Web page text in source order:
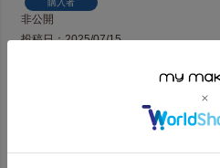
購入者
非公開
投稿日
2025/07/15
ふわふわで使い心地良いです。
以前はヒオ〇エやタオル研〇
るので拭きやすいです。